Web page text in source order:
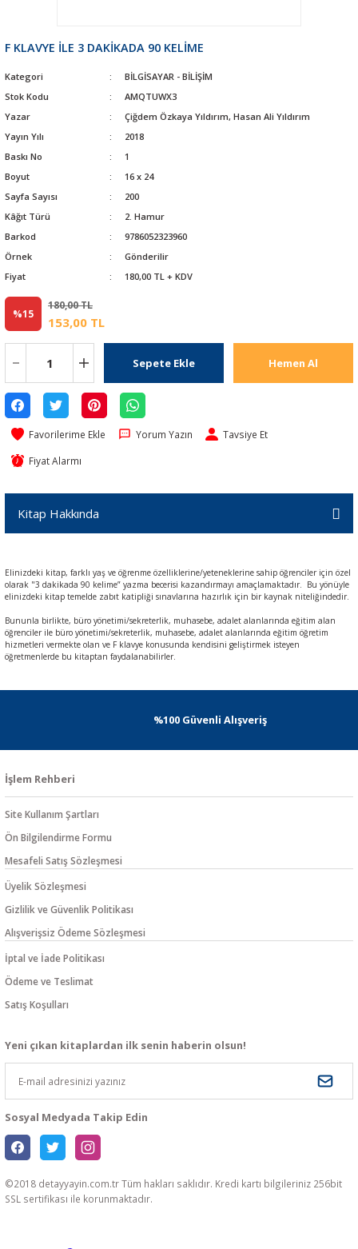
F KLAVYE İLE 3 DAKİKADA 90 KELİME
Kategori
BİLGİSAYAR - BİLİŞİM
Stok Kodu
AMQTUWX3
Yazar
Çiğdem Özkaya Yıldırım, Hasan Ali Yıldırım
Yayın Yılı
2018
Baskı No
1
Boyut
16 x 24
Sayfa Sayısı
200
Kâğıt Türü
2. Hamur
Barkod
9786052323960
Örnek
Gönderilir
Fiyat
180,00 TL + KDV
%15
180,00 TL
153,00 TL
Sepete Ekle Hemen Al
Yorum Yazın Tavsiye Et
Fiyat Alarmı
Kitap Hakkında
Elinizdeki kitap, farklı yaş ve öğrenme özelliklerine/yeteneklerine sahip öğrenciler için özel
olarak "3 dakikada 90 kelime” yazma becerisi kazandırmayı amaçlamaktadır. Bu yönüyle
elinizdeki kitap temelde zabıt katipliği sınavlarına hazırlık için bir kaynak niteliğindedir.
Bununla birlikte, büro yönetimi/sekreterlik, muhasebe, adalet alanlarında eğitim alan
öğrenciler ile büro yönetimi/sekreterlik, muhasebe, adalet alanlarında eğitim öğretim
hizmetleri vermekte olan ve F klavye konusunda kendisini geliştirmek isteyen
öğretmenlerde bu kitaptan faydalanabilirler.
%100 Güvenli Alışveriş
İşlem Rehberi
Site Kullanım Şartları
Ön Bilgilendirme Formu
Mesafeli Satış Sözleşmesi
Üyelik Sözleşmesi
Gizlilik ve Güvenlik Politikası
Alışverişsiz Ödeme Sözleşmesi
İptal ve İade Politikası
Ödeme ve Teslimat
Satış Koşulları
Yeni çıkan kitaplardan ilk senin haberin olsun!
Sosyal Medyada Takip Edin
©2018 detayyayin.com.tr Tüm hakları saklıdır. Kredi kartı bilgileriniz 256bit
SSL sertifikası ile korunmaktadır.